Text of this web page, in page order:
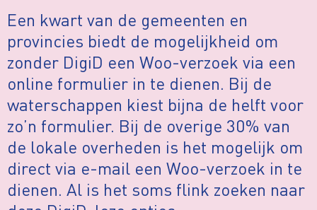
Een kwart van de gemeenten en
provincies biedt de mogelijkheid om
zonder DigiD een Woo-verzoek via een
online formulier in te dienen. Bij de
waterschappen kiest bijna de helft voor
zo’n formulier. Bij de overige 30% van
de lokale overheden is het mogelijk om
direct via e-mail een Woo-verzoek in te
dienen. Al is het soms flink zoeken naar